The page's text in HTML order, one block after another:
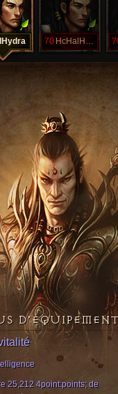
70 HcHalHydra
25,212 4point:points; de